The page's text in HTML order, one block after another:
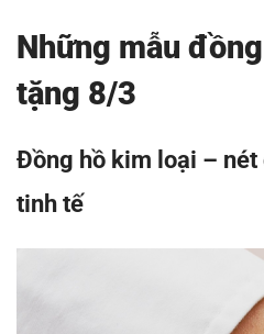
Những mẫu
tặng 8/3
Đồng hồ kim loại – nét
tinh tế